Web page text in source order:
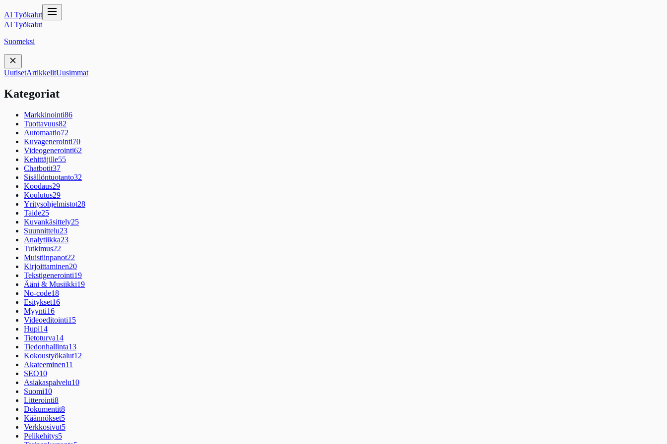
AI Työkalut
AI Työkalut
Suomeksi
UutisetArtikkelitUusimmat
Kategoriat
Markkinointi86
Tuottavuus82
Automaatio72
Kuvagenerointi70
Videogenerointi62
Kehittäjille55
Chatbotit37
Sisällöntuotanto32
Koodaus29
Koulutus29
Yritysohjelmistot28
Taide25
Kuvankäsittely25
Suunnittelu23
Analytiikka23
Tutkimus22
Muistiinpanot22
Kirjoittaminen20
Tekstigenerointi19
Ääni & Musiikki19
No-code18
Esitykset16
Myynti16
Videoeditointi15
Hupi14
Tietoturva14
Tiedonhallinta13
Kokoustyökalut12
Akateeminen11
SEO10
Asiakaspalvelu10
Suomi10
Litterointi8
Dokumentit8
Käännökset5
Verkkosivut5
Pelikehitys5